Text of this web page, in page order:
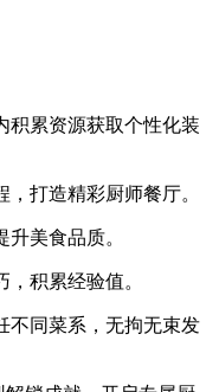
积累资源获取个性化装
打造精彩厨师餐厅。
美食品质。
积累经验值。
不同菜系，无拘无束发